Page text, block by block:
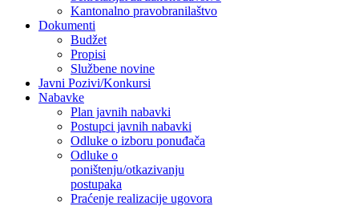
Kantonalno pravobranilaštvo
Dokumenti
Budžet
Propisi
Službene novine
Javni Pozivi/Konkursi
Nabavke
Plan javnih nabavki
Postupci javnih nabavki
Odluke o izboru ponuđača
Odluke o
poništenju/otkazivanju
postupaka
Praćenje realizacije ugovora